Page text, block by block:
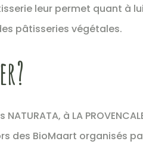
leur permet quant à
pâtisseries végétales.
à LA
des BioMaart organisés